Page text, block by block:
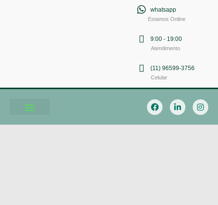
whatsapp
Estamos Online
9:00 - 19:00
Atendimento
(11) 96599-3756
Celular